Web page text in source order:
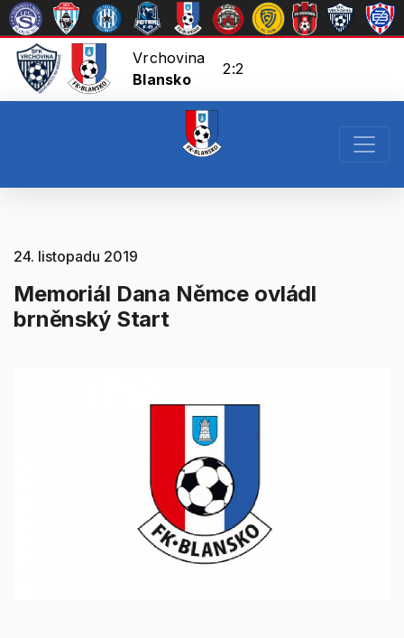
Vrchovina
Blansko
2:2
24. listopadu 2019
Memoriál Dana Němce ovládl
brněnský Start